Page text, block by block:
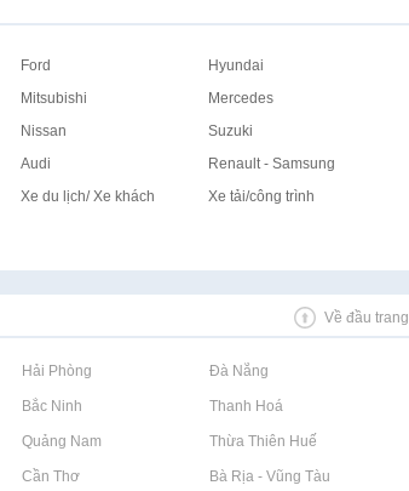
Ford
Hyundai
Mitsubishi
Mercedes
Nissan
Suzuki
Audi
Renault - Samsung
Xe du lịch/ Xe khách
Xe tải/công trình
Về đầu trang
tại Hải Phòng Rao vặt tại Đà Nẵng
tại Bắc Ninh Rao vặt tại Thanh Hoá
tại Quảng Nam Rao vặt tại Thừa Thiên Huế
tại Cần Thơ Rao vặt tại Bà Rịa - Vũng Tàu